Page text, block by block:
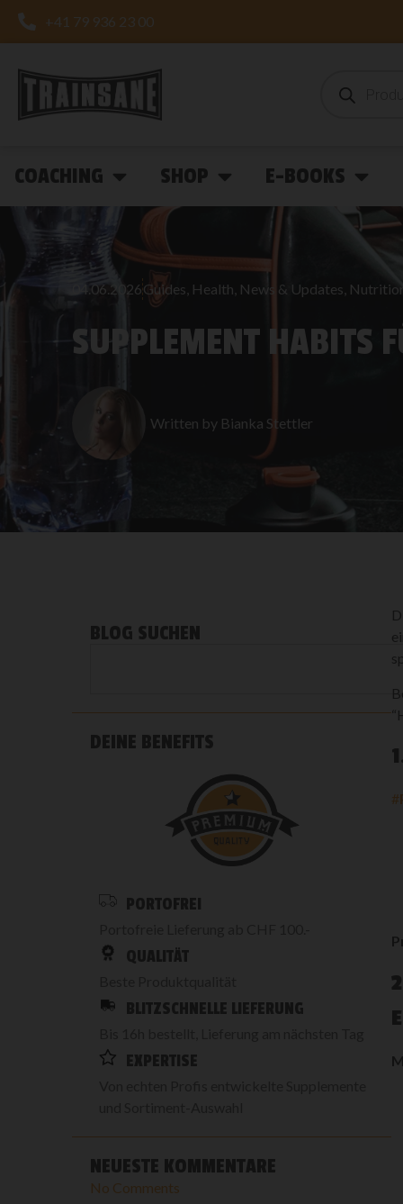
+41 79 936 23 00
COACHING SHOP E-BOOKS
04.06.2026Guides Health News & Updates
SUPPLEMENT HABITS
Written by Bianka Stettler
BLOG SUCHEN
DEINE BENEFITS
PORTOFREI
QUALITÄT
BLITZSCHNELLE LIEFERUNG
EXPERTISE
NEUESTE KOMMENTARE
No Comments
#